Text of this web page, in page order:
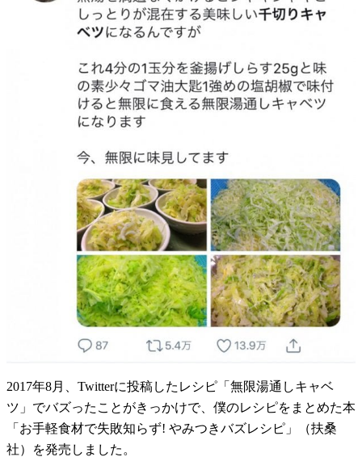
2017年8月、Twitterに投稿したレシピ「無限湯通しキャベ
ツ」でバズったことがきっかけで、僕のレシピをまとめた本
「お手軽食材で失敗知らず! やみつきバズレシピ」（扶桑
社）を発売しました。